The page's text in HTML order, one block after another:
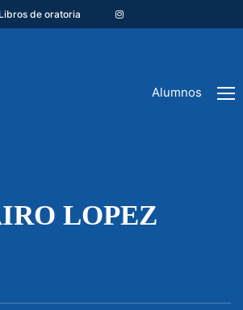
Libros de oratoria
Alumnos
LOPEZ